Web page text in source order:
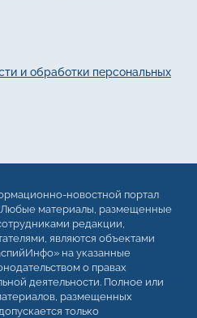
и обработки персональных
новостной портал
материалы, размещенные
редакции,
являются объектами
на указанные
о правах
деятельности. Полное или
размещенных
только